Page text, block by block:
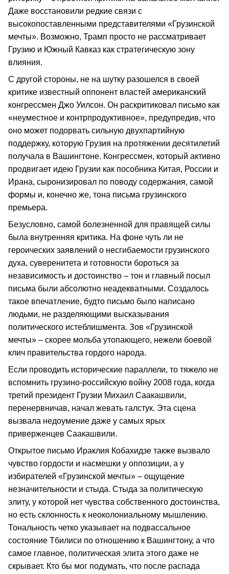
Даже восстановили редкие связи с
высокопоставленными представителями «Грузинской
мечты». Возможно, Трамп просто не рассматривает
Грузию и Южный Кавказ как стратегическую зону
влияния.
С другой стороны, не на шутку разошелся в своей
критике известный оппонент властей американский
конгрессмен Джо Уилсон. Он раскритиковал письмо как
«неуместное и контрпродуктивное», предупредив, что
оно может подорвать сильную двухпартийную
поддержку, которую Грузия на протяжении десятилетий
получала в Вашингтоне. Конгрессмен, который активно
продвигает идею Грузии как пособника Китая, России и
Ирана, сыронизировал по поводу содержания, самой
формы и, конечно же, тона письма грузинского
премьера.
Безусловно, самой болезненной для правящей силы
была внутренняя критика. На фоне чуть ли не
героических заявлений о несгибаемости грузинского
духа, суверенитета и готовности бороться за
независимость и достоинство – тон и главный посыл
письма были абсолютно неадекватными. Создалось
такое впечатление, будто письмо было написано
людьми, не разделяющими высказывания
политического истеблишмента. Зов «Грузинской
мечты» – скорее мольба утопающего, нежели боевой
клич правительства гордого народа.
Если проводить исторические параллели, то тяжело не
вспомнить грузино-российскую войну 2008 года, когда
третий президент Грузии Михаил Саакашвили,
перенервничав, начал жевать галстук. Эта сцена
вызвала недоумение даже у самых ярых
приверженцев Саакашвили.
Открытое письмо Ираклия Кобахидзе также вызвало
чувство гордости и насмешки у оппозиции, а у
избирателей «Грузинской мечты» – ощущение
незначительности и стыда. Стыда за политическую
элиту, у которой нет чувства собственного достоинства,
но есть склонность к неоколониальному мышлению.
Тональность четко указывает на подвассальное
состояние Тбилиси по отношению к Вашингтону, а что
самое главное, политическая элита этого даже не
скрывает. Кто бы мог подумать, что после распада